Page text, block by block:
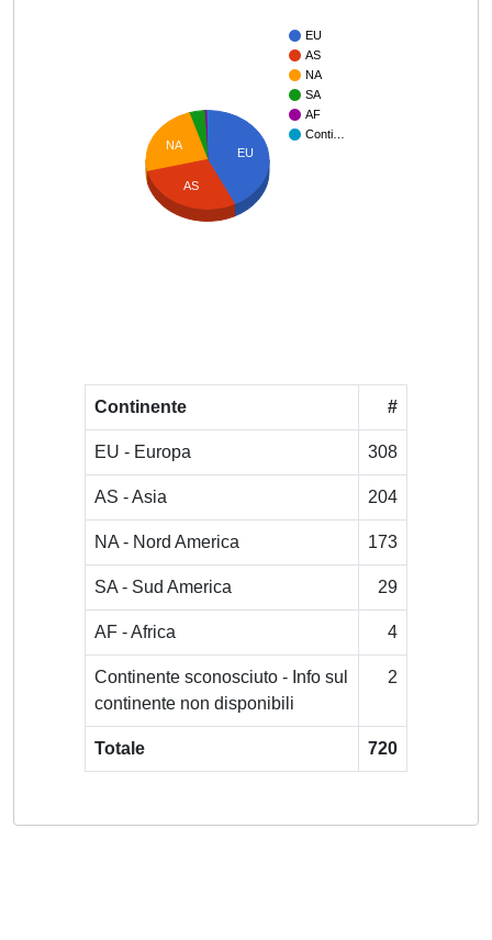
EU
AS
NA
SA
AF
Conti…
EU
NA
AS
Continente #
EU - Europa 308
AS - Asia 204
NA - Nord America 173
SA - Sud America 29
AF - Africa 4
Continente sconosciuto - Info sul
continente non disponibili
2
Totale 720